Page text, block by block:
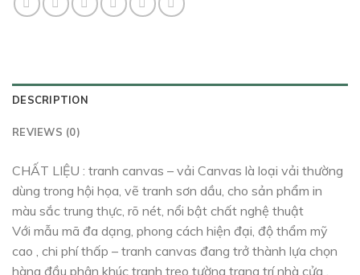
DESCRIPTION
REVIEWS (0)
CHẤT LIỆU : tranh canvas – vải Canvas là loại vải thường
dùng trong hội họa, vẽ tranh sơn dầu, cho sản phẩm in
màu sắc trung thực, rõ nét, nổi bật chất nghệ thuật
Với mẫu mã đa dạng, phong cách hiện đại, độ thẩm mỹ
cao , chi phí thấp – tranh canvas đang trở thành lựa chọn
hàng đầu phân khúc tranh treo tường trang trí nhà cửa ,